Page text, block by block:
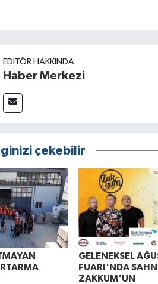
EDITÖR HAKKINDA
Haber Merkezi
çekebilir
GELENEKSEL
FUARI'NDA
ZAKKUM'UN